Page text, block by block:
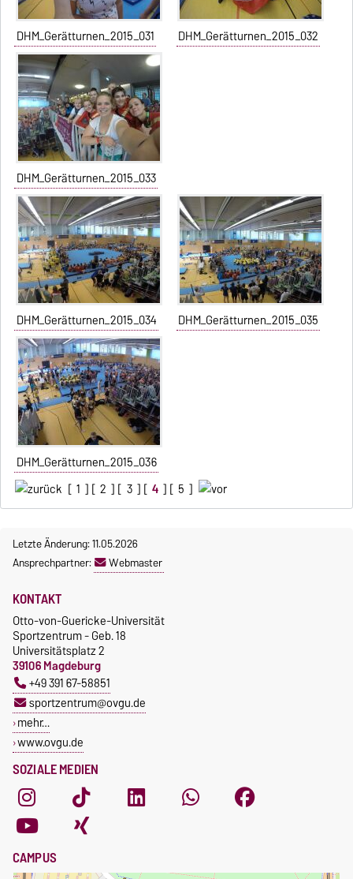
DHM_Gerätturnen_2015_031 DHM_Gerätturnen_2015_032
DHM_Gerätturnen_2015_033
DHM_Gerätturnen_2015_034 DHM_Gerätturnen_2015_035
DHM_Gerätturnen_2015_036
[ 1 ] [ 2 ] [ 3 ] [ 4 ] [ 5 ]
Letzte Änderung: 11.05.2026
Ansprechpartner:
Webmaster
SOZIALE MEDIEN
KONTAKT
Otto-von-Guericke-Universität
Sportzentrum - Geb. 18
Universitätsplatz 2
39106 Magdeburg
+49 391 67-58851
sportzentrum@ovgu.de
mehr…
www.ovgu.de
CAMPUS